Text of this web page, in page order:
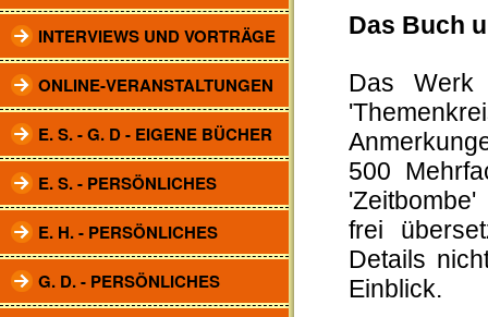
INTERVIEWS UND VORTRÄGE
ONLINE-VERANSTALTUNGEN
E. S. - G. D - EIGENE BÜCHER
E. S. - PERSÖNLICHES
E. H. - PERSÖNLICHES
G. D. - PERSÖNLICHES
Das Buch
Das Werk
500
frei
Details
Einblick.